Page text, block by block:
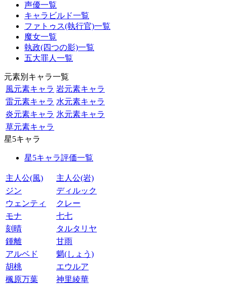
声優一覧
キャラビルド一覧
ファトゥス(執行官)一覧
魔女一覧
執政(四つの影)一覧
五大罪人一覧
元素別キャラ一覧
風元素キャラ 岩元素キャラ
雷元素キャラ 水元素キャラ
炎元素キャラ 氷元素キャラ
草元素キャラ
星5キャラ
星5キャラ評価一覧
主人公(風)
主人公(岩)
ジン
ディルック
ウェンティ
クレー
モナ
七七
刻晴
タルタリヤ
鍾離
甘雨
アルベド
魈(しょう)
胡桃
エウルア
楓原万葉
神里綾華